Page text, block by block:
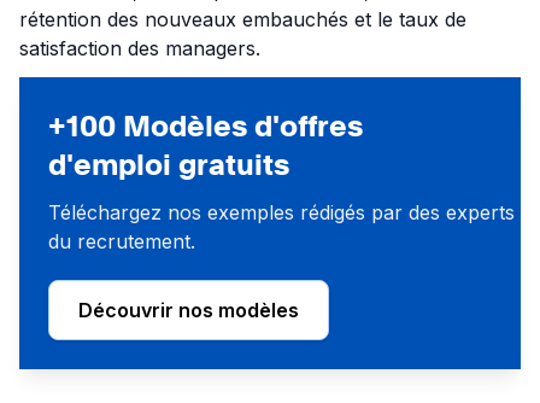
rétention des nouveaux embauchés et le taux de
satisfaction des managers.
+100 Modèles d'offres
d'emploi gratuits
Téléchargez nos exemples rédigés par des experts
du recrutement.
Découvrir nos modèles